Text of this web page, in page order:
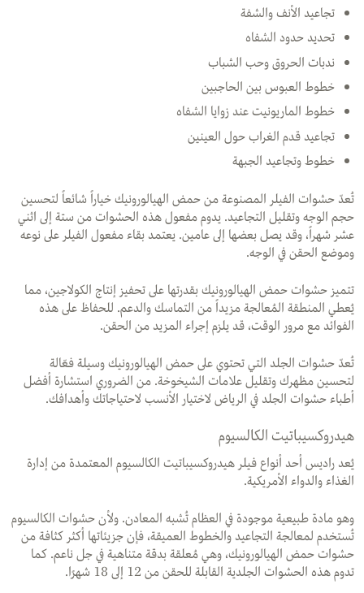
تجاعيد الأنف والشفة
تحديد حدود الشفاه
ندبات الحروق وحب الشباب
خطوط العبوس بين الحاجبين
خطوط الماريونيت عند زوايا الشفاه
تجاعيد قدم الغراب حول العينين
خطوط وتجاعيد الجبهة
تُعدّ حشوات الفيلر المصنوعة من حمض الهيالورونيك خياراً شائعاً لتحسين
حجم الوجه وتقليل التجاعيد. يدوم مفعول هذه الحشوات من ستة إلى اثني
عشر شهراً، وقد يصل بعضها إلى عامين. يعتمد بقاء مفعول الفيلر على نوعه
وموضع الحقن في الوجه.
تتميز حشوات حمض الهيالورونيك بقدرتها على تحفيز إنتاج الكولاجين، مما
يُعطي المنطقة المُعالجة مزيداً من التماسك والدعم. للحفاظ على هذه
الفوائد مع مرور الوقت، قد يلزم إجراء المزيد من الحقن.
تُعدّ حشوات الجلد التي تحتوي على حمض الهيالورونيك وسيلة فعّالة
لتحسين مظهرك وتقليل علامات الشيخوخة. من الضروري استشارة أفضل
أطباء حشوات الجلد في الرياض لاختيار الأنسب لاحتياجاتك وأهدافك.
هيدروكسيباتيت الكالسيوم
يُعد راديس أحد أنواع فيلر هيدروكسيباتيت الكالسيوم المعتمدة من إدارة
الغذاء والدواء الأمريكية.
وهو مادة طبيعية موجودة في العظام تُشبه المعادن. ولأن حشوات الكالسيوم
تُستخدم لمعالجة التجاعيد والخطوط العميقة، فإن جزيئاتها أكثر كثافة من
حشوات حمض الهيالورونيك، وهي مُعلقة بدقة متناهية في جل ناعم. كما
تدوم هذه الحشوات الجلدية القابلة للحقن من 12 إلى 18 شهرًا.